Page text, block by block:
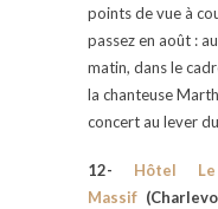
points de vue à
passez en août :
matin, dans le
la chanteuse
concert au lever
12- Hôtel
Massif